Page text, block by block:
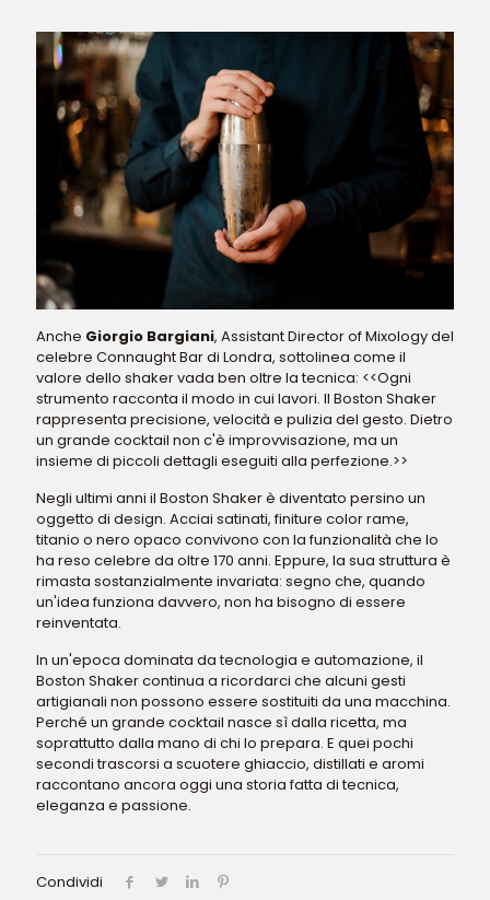
Anche Giorgio Bargiani, Assistant Director of Mixology del
celebre Connaught Bar di Londra, sottolinea come il
valore dello shaker vada ben oltre la tecnica: <<Ogni
strumento racconta il modo in cui lavori. Il Boston Shaker
rappresenta precisione, velocità e pulizia del gesto. Dietro
un grande cocktail non c'è improvvisazione, ma un
insieme di piccoli dettagli eseguiti alla perfezione.>>
Negli ultimi anni il Boston Shaker è diventato persino un
oggetto di design. Acciai satinati, finiture color rame,
titanio o nero opaco convivono con la funzionalità che lo
ha reso celebre da oltre 170 anni. Eppure, la sua struttura è
rimasta sostanzialmente invariata: segno che, quando
un'idea funziona davvero, non ha bisogno di essere
reinventata.
In un'epoca dominata da tecnologia e automazione, il
Boston Shaker continua a ricordarci che alcuni gesti
artigianali non possono essere sostituiti da una macchina.
Perché un grande cocktail nasce sì dalla ricetta, ma
soprattutto dalla mano di chi lo prepara. E quei pochi
secondi trascorsi a scuotere ghiaccio, distillati e aromi
raccontano ancora oggi una storia fatta di tecnica,
eleganza e passione.
Condividi